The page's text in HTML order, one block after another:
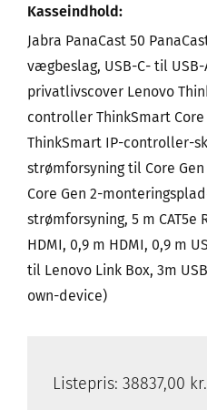
Kasseindhold:
Jabra PanaCast 50
vægbeslag, USB-C- til
privatlivscover Lenovo
controller ThinkSmart
ThinkSmart IP-controller-
strømforsyning til Core
Core Gen 2-
strømforsyning, 5 m CAT5e
HDMI, 0,9 m HDMI, 0,9 m
til Lenovo Link Box, 3m
own-device)
Listepris: 38837,00 kr.